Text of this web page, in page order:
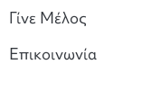
Γίνε Μέλος
Επικοινωνία